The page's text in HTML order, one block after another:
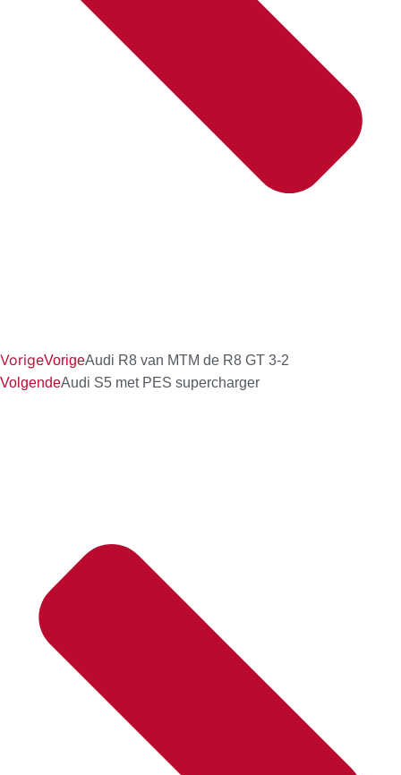
VorigeVorigeAudi R8 van MTM de R8 GT 3-2
VolgendeAudi S5 met PES supercharger